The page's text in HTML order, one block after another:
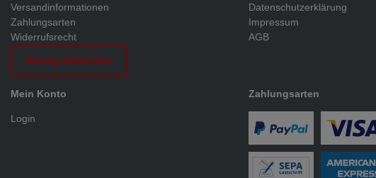
Versandinformationen
Zahlungsarten
Widerrufsrecht
Vertrag widerrufen
Datenschutzerklärung
Impressum
AGB
Mein Konto
Login
Zahlungsarten